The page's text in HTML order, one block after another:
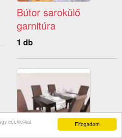
Elfogadom
cookie-kat
Bútor sarokülő
garnitúra
1 db